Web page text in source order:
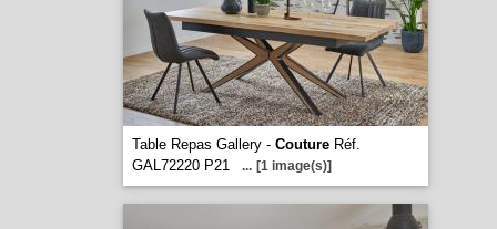
Table Repas Gallery - CoutureRéf.
GAL72220 P21
... [1 image(s)]